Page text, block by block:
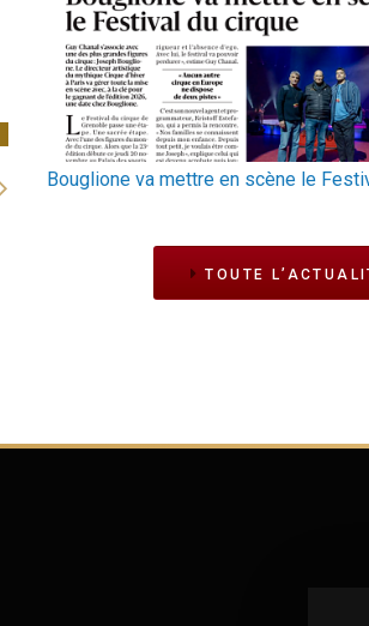
Titre
Bouglione va mettre en scène le
TOUTE